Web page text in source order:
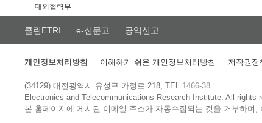
대외협력부
클린ETRI e-신문고 공익신고
개인정보처리방침 이해하기 쉬운 개인정보처리방침 저작권정
(34129) 대전광역시 유성구 가정로 218, TEL 1466-38
Electronics and Telecommunications Research Institute.All rights
본 홈페이지에 게시된 이메일 주소가 자동수집되는 것을 거부하